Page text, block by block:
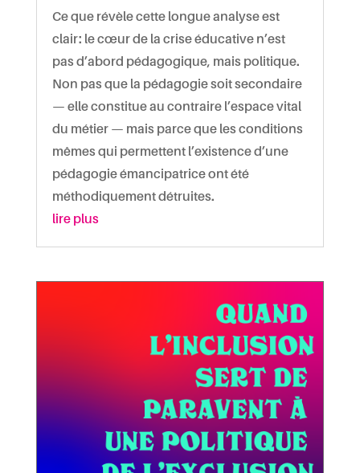
Ce que révèle cette longue analyse est
clair : le cœur de la crise éducative n’est
pas d’abord pédagogique, mais politique.
Non pas que la pédagogie soit secondaire
— elle constitue au contraire l’espace vital
du métier — mais parce que les conditions
mêmes qui permettent l’existence d’une
pédagogie émancipatrice ont été
méthodiquement détruites.
lire plus